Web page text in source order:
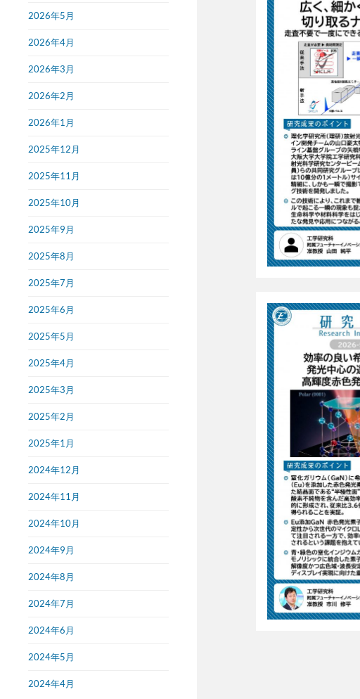
2026年5月
2026年4月
2026年3月
2026年2月
2026年1月
2025年12月
2025年11月
2025年10月
2025年9月
2025年8月
2025年7月
2025年6月
2025年5月
2025年4月
2025年3月
2025年2月
2025年1月
2024年12月
2024年11月
2024年10月
2024年9月
2024年8月
2024年7月
2024年6月
2024年5月
2024年4月